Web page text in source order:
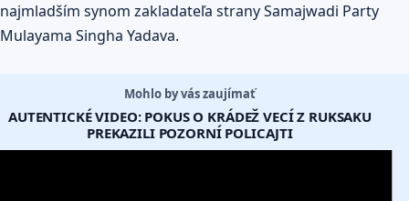
najmladším synom zakladateľa strany Samajwadi Party
Mulayama Singha Yadava.
Mohlo by vás zaujímať
AUTENTICKÉ VIDEO: POKUS O KRÁDEŽ VECÍ Z RUKSAKU
PREKAZILI POZORNÍ POLICAJTI